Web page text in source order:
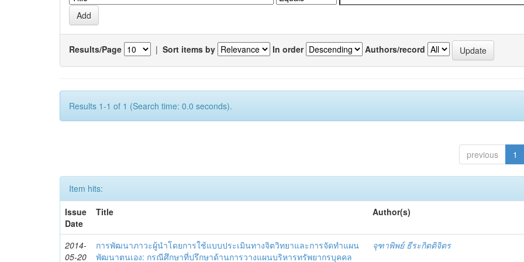
Results/Page | Sort items by In order Authors/record
Results 1-1 of 1 (Search time: 0.0 seconds).
previous 1
Item hits:
Issue
Date
Title Author(s)
2014-
05-20
การพัฒนาภาวะผู้นำโดยการใช้แบบประเมินทางจิตวิทยาและการจัดทำแผน
พัฒนาตนเอง: กรณีศึกษาที่ปรึกษาด้านการวางแผนบริหารทรัพยากรบุคคล
จุฑาพิพย์ ธีระกิตติจิตร